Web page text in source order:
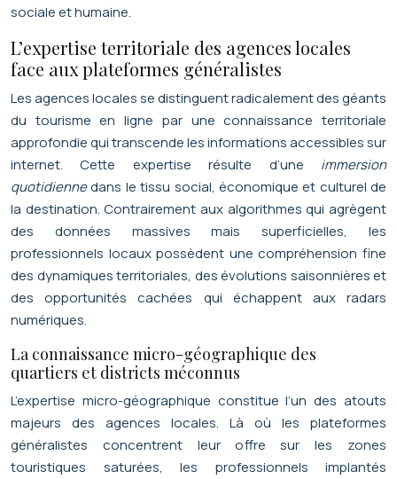
sociale et humaine.
L’expertise territoriale des agences locales
face aux plateformes généralistes
Les agences locales se distinguent radicalement des géants
du tourisme en ligne par une connaissance territoriale
approfondie qui transcende les informations accessibles sur
internet. Cette expertise résulte d’une immersion
quotidiennedans le tissu social, économique et culturel de
la destination. Contrairement aux algorithmes qui agrègent
des données massives mais superficielles, les
professionnels locaux possèdent une compréhension fine
des dynamiques territoriales, des évolutions saisonnières et
des opportunités cachées qui échappent aux radars
numériques.
La connaissance micro-géographique des
quartiers et districts méconnus
L’expertise micro-géographique constitue l’un des atouts
majeurs des agences locales. Là où les plateformes
généralistes concentrent leur offre sur les zones
touristiques saturées, les professionnels implantés